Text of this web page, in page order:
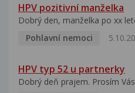
HPV pozitivní manželka
Dobrý den, manželka po xx
Pohlavní nemoci
HPV typ 52 u partnerky
Dobrý deň prajem. Prosím